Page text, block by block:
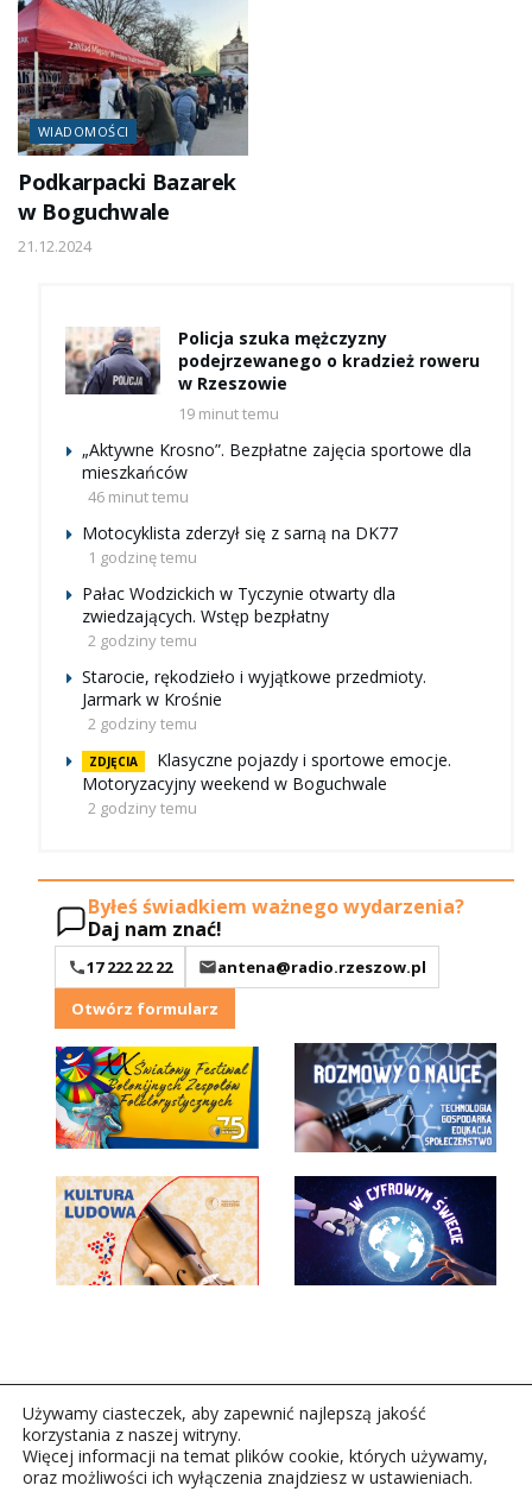
WIADOMOŚCI
Podkarpacki Bazarek
w Boguchwale
21.12.2024
Policja szuka mężczyzny
podejrzewanego o kradzież roweru
w Rzeszowie
19 minut temu
„Aktywne Krosno”. Bezpłatne zajęcia sportowe dla
mieszkańców
46 minut temu
Motocyklista zderzył się z sarną na DK77
1 godzinę temu
Pałac Wodzickich w Tyczynie otwarty dla
zwiedzających. Wstęp bezpłatny
2 godziny temu
Starocie, rękodzieło i wyjątkowe przedmioty.
Jarmark w Krośnie
2 godziny temu
ZDJĘCIA
Klasyczne pojazdy i sportowe emocje.
Motoryzacyjny weekend w Boguchwale
2 godziny temu
Byłeś świadkiem ważnego wydarzenia?
Daj nam znać!
17 222 22 22
antena@radio.rzeszow.pl
Otwórz formularz
Copyright © 2026Polskie Radio Rzeszów S.A. w likwidacj.
Używamy ciasteczek, aby zapewnić najlepszą jakość
korzystania z naszej witryny.
Więcej informacji na temat plików cookie, których używamy,
oraz możliwości ich wyłączenia znajdziesz w ustawieniach.